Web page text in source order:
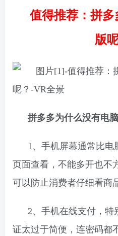
值得推荐：拼
版
拼多多为什么没有电
1、手机屏幕通常比
页面查看，不能多开也不
可以防止消费者仔细看商
2、手机在线支付，特
证太过于简便，连密码都